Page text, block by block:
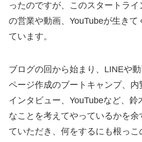
ったのですが、このスタートライ
の営業や動画、YouTubeが生きて
ています。
ブログの回から始まり、LINEや
ページ作成のブートキャンプ、内
インタビュー、YouTubeなど、鈴
なことを考えてやっているかを余
ていただき、何をするにも根っこ